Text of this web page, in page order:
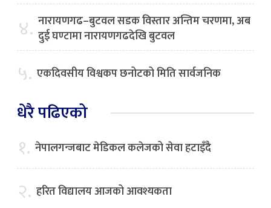
४. नारायणगढ–बुटवल सडक विस्तार अन्तिम चरणमा, अब
दुई घण्टामा नारायणगढदेखि बुटवल
५. एकदिवसीय विश्वकप छनोटको मिति सार्वजनिक
धेरै पढिएको
१. नेपालगन्जबाट मेडिकल कलेजको सेवा हटाइँदै
२. हरित विद्यालय आजको आवश्यकता